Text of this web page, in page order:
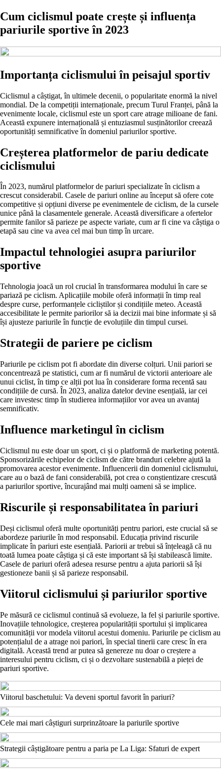
Cum ciclismul poate crește și influența
pariurile sportive în 2023
Importanța ciclismului în peisajul sportiv
Ciclismul a câștigat, în ultimele decenii, o popularitate enormă la nivel
mondial. De la competiții internaționale, precum Turul Franței, până la
evenimente locale, ciclismul este un sport care atrage milioane de fani.
Această expunere internațională și entuziasmul susținătorilor creează
oportunități semnificative în domeniul pariurilor sportive.
Creșterea platformelor de pariu dedicate
ciclismului
În 2023, numărul platformelor de pariuri specializate în ciclism a
crescut considerabil. Casele de pariuri online au început să ofere cote
competitive și opțiuni diverse pe evenimentele de ciclism, de la cursele
unice până la clasamentele generale. Această diversificare a ofertelor
permite fanilor să parieze pe aspecte variate, cum ar fi cine va câștiga o
etapă sau cine va avea cel mai bun timp în urcare.
Impactul tehnologiei asupra pariurilor
sportive
Tehnologia joacă un rol crucial în transformarea modului în care se
pariază pe ciclism. Aplicațiile mobile oferă informații în timp real
despre curse, performanțele cicliștilor și condițiile meteo. Această
accesibilitate le permite pariorilor să ia decizii mai bine informate și să
își ajusteze pariurile în funcție de evoluțiile din timpul cursei.
Strategii de pariere pe ciclism
Pariurile pe ciclism pot fi abordate din diverse colțuri. Unii pariori se
concentrează pe statistici, cum ar fi numărul de victorii anterioare ale
unui ciclist, în timp ce alții pot lua în considerare forma recentă sau
condițiile de cursă. În 2023, analiza datelor devine esențială, iar cei
care investesc timp în studierea informațiilor vor avea un avantaj
semnificativ.
Influence marketingul în ciclism
Ciclismul nu este doar un sport, ci și o platformă de marketing potentă.
Sponsorizările echipelor de ciclism de către branduri celebre ajută la
promovarea acestor evenimente. Influencerii din domeniul ciclismului,
care au o bază de fani considerabilă, pot crea o conștientizare crescută
a pariurilor sportive, încurajând mai mulți oameni să se implice.
Riscurile și responsabilitatea în pariuri
Deși ciclismul oferă multe oportunități pentru pariori, este crucial să se
abordeze pariurile în mod responsabil. Educația privind riscurile
implicate în pariuri este esențială. Pariorii ar trebui să înțeleagă că nu
toată lumea poate câștiga și că este important să își stabilească limite.
Casele de pariuri oferă adesea resurse pentru a ajuta pariorii să își
gestioneze banii și să parieze responsabil.
Viitorul ciclismului și pariurilor sportive
Pe măsură ce ciclismul continuă să evolueze, la fel și pariurile sportive.
Inovațiile tehnologice, creșterea popularității sportului și implicarea
comunității vor modela viitorul acestui domeniu. Pariurile pe ciclism au
potențialul de a atrage noi pariori, în special tinerii care cresc în era
digitală. Această trend ar putea să genereze nu doar o creștere a
interesului pentru ciclism, ci și o dezvoltare sustenabilă a pieței de
pariuri sportive.
Viitorul baschetului: Va deveni sportul favorit în pariuri?
Cele mai mari câștiguri surprinzătoare la pariurile sportive
Strategii câștigătoare pentru a paria pe La Liga: Sfaturi de expert